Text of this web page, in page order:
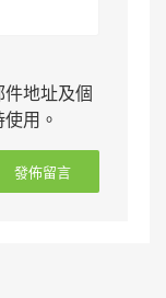
地址及個
用。